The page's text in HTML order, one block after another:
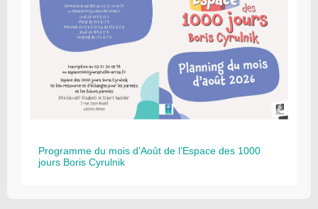
Programme du mois d’Août de l’Espace des 1000
jours Boris Cyrulnik